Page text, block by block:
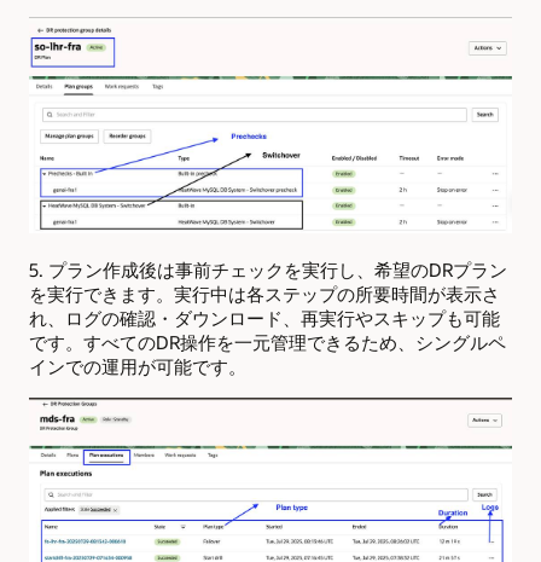
5. プラン作成後は事前チェックを実行し、希望のDRプラン
を実行できます。実行中は各ステップの所要時間が表示さ
れ、ログの確認・ダウンロード、再実行やスキップも可能
です。すべてのDR操作を一元管理できるため、シングルペ
インでの運用が可能です。